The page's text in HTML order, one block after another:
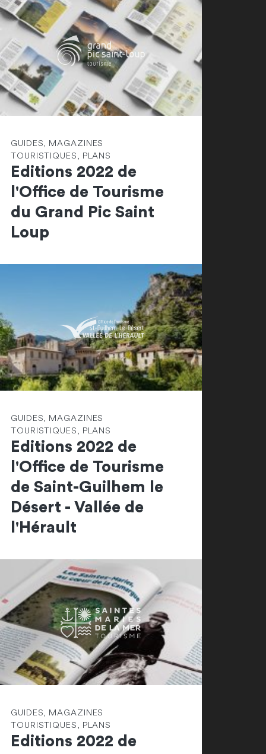
GUIDES, MAGAZINES
TOURISTIQUES, PLANS
Editions 2022 de
l'Office de Tourisme
du Grand Pic Saint
Loup
GUIDES, MAGAZINES
TOURISTIQUES, PLANS
Editions 2022 de
l'Office de Tourisme
de Saint-Guilhem le
Désert - Vallée de
l'Hérault
GUIDES, MAGAZINES
TOURISTIQUES, PLANS
Editions 2022 de